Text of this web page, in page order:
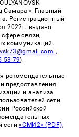
Самара». Главный
Регистрационный
2022г. выдано
связи,
коммуникаций.
,
53-79).
рекомендательные
предоставления
и анализа
сети
Российской
сети«СМИ2» (PDF),